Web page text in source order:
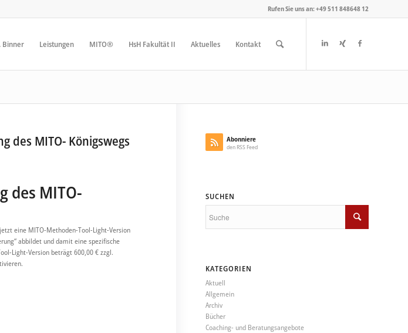
Rufen Sie uns an: +49 511 848648 12
Binner Leistungen MITO® HsH Fakultät II Aktuelles Kontakt
des MITO- Königswegs
des MITO-
eine MITO-Methoden-Tool-Light-Version
abbildet und damit eine spezifische
Light-Version beträgt 600,00 € zzgl.
Abonniere
den RSS Feed
SUCHEN
KATEGORIEN
Aktuell
Allgemein
Archiv
Bücher
Coaching- und Beratungsangebote